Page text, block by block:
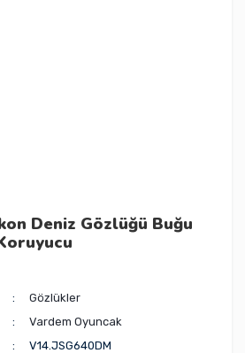
Deniz Gözlüğü Buğu
Gözlükler
Vardem Oyuncak
V14.JSG640DM